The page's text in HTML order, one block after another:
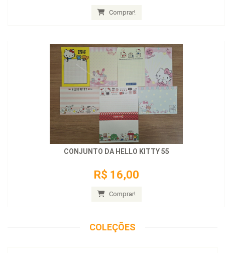
Comprar!
CONJUNTO DA HELLO KITTY 55
R$ 16,00
Comprar!
COLEÇÕES